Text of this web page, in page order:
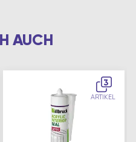
AUCH
3
ARTIKEL